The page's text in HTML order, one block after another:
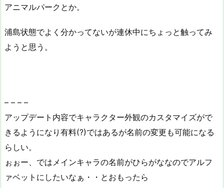
アニマルパークとか。
浦島状態でよく分かってないが連休中にちょっと触ってみ
ようと思う。
– – – –
アップデート内容でキャラクター外観のカスタマイズがで
きるようになり有料(?)ではあるが名前の変更も可能になる
らしい。
ぉぉー、ではメインキャラの名前がひらがななのでアルフ
ァベットにしたいなぁ・・とおもったら